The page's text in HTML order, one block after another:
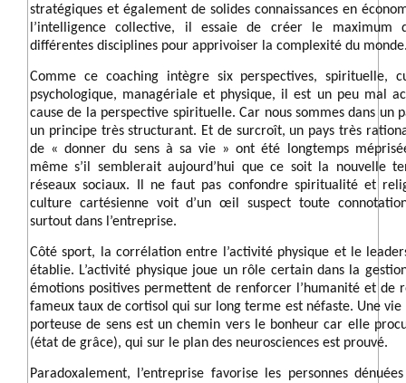
stratégiques et également de solides connaissances en
l’intelligence collective, il essaie de créer le maximum
différentes disciplines pour apprivoiser la complexité du
Comme ce coaching intègre six perspectives, spirituelle,
psychologique, managériale et physique, il est un peu mal
cause de la perspective spirituelle. Car nous sommes dans un
un principe très structurant. Et de surcroît, un pays très
de « donner du sens à sa vie » ont été longtemps
même s’il semblerait aujourd’hui que ce soit la nouvelle
réseaux sociaux. Il ne faut pas confondre spiritualité et
culture cartésienne voit d’un œil suspect toute
surtout dans l’entreprise.
Côté sport, la corrélation entre l’activité physique et le
établie. L’activité physique joue un rôle certain dans la
émotions positives permettent de renforcer l’humanité et de
fameux taux de cortisol qui sur long terme est néfaste. Une
porteuse de sens est un chemin vers le bonheur car elle
(état de grâce), qui sur le plan des neurosciences est prouvé.
Paradoxalement, l’entreprise favorise les personnes